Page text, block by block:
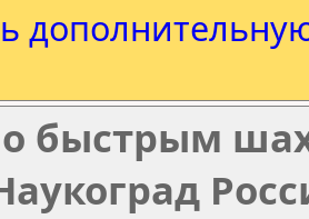
быстрым